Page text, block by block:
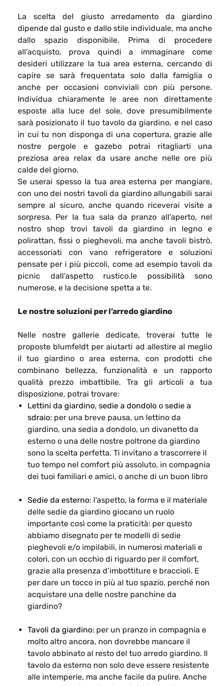
La scelta del giusto arredamento da giardino
dipende dal gusto e dallo stile individuale, ma anche
dallo spazio disponibile. Prima di procedere
all’acquisto, prova quindi a immaginare come
desideri utilizzare la tua area esterna, cercando di
capire se sarà frequentata solo dalla famiglia o
anche per occasioni conviviali con più persone.
Individua chiaramente le aree non direttamente
esposte alla luce del sole, dove presumibilmente
sarà posizionato il tuo tavolo da giardino, e nel caso
in cui tu non disponga di una copertura, grazie alle
nostre pergole e gazebo potrai ritagliarti una
preziosa area relax da usare anche nelle ore più
calde del giorno.
Se userai spesso la tua area esterna per mangiare,
con uno dei nostri tavoli da giardino allungabili sarai
sempre al sicuro, anche quando riceverai visite a
sorpresa. Per la tua sala da pranzo all’aperto, nel
nostro shop trovi tavoli da giardino in legno e
polirattan, fissi o pieghevoli, ma anche tavoli bistrò,
accessoriati con vano refrigeratore e soluzioni
pensate per i più piccoli, come ad esempio tavoli da
picnic dall’aspetto rustico.le possibilità sono
numerose, e la decisione spetta a te.
Le nostre soluzioni per l’arredo giardino
Nelle nostre gallerie dedicate, troverai tutte le
proposte blumfeldt per aiutarti ad allestire al meglio
il tuo giardino o area esterna, con prodotti che
combinano bellezza, funzionalità e un rapporto
qualità prezzo imbattibile. Tra gli articoli a tua
disposizione, potrai trovare:
Lettini da giardino, sedie a dondolo o sedie a
sdraio: per una breve pausa, un lettino da
giardino, una sedia a dondolo, un divanetto da
esterno o una delle nostre poltrone da giardino
sono la scelta perfetta. Ti invitano a trascorrere il
tuo tempo nel comfort più assoluto, in compagnia
dei tuoi familiari e amici, o anche di un buon libro
Sedie da esterno: l'aspetto, la forma e il materiale
delle sedie da giardino giocano un ruolo
importante così come la praticità: per questo
abbiamo disegnato per te modelli di sedie
pieghevoli e/o impilabili, in numerosi materiali e
colori, con un occhio di riguardo per il comfort,
grazie alla presenza d’imbottiture e braccioli. E
per dare un tocco in più al tuo spazio, perché non
acquistare una delle nostre panchine da
giardino?
Tavoli da giardino: per un pranzo in compagnia e
molto altro ancora, non dovrebbe mancare il
tavolo abbinato al resto del tuo arredo giardino. Il
tavolo da esterno non solo deve essere resistente
alle intemperie, ma anche facile da pulire. Anche